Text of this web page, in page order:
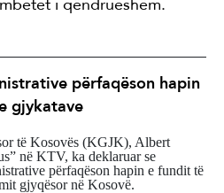
i qëndrueshëm.
përfaqëson hapin
gjykatave
të Kosovës (KGJK), Albert
në KTV, ka deklaruar se
përfaqëson hapin e fundit të
gjyqësor në Kosovë.